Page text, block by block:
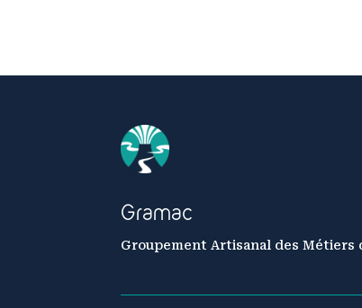
Gramac
Groupement Artisanal des Métiers